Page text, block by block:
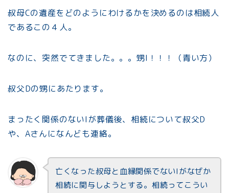
叔母Cの遺産をどのようにわけるかを決めるのは相続人
であるこの４人。
なのに、突然でてきました。。。甥I！！！（青い方）
叔父Dの甥にあたります。
まったく関係のないIが葬儀後、相続について叔父D
や、Aさんになんども連絡。
亡くなった叔母と血縁関係でないIがなぜか
相続に関与しようとする。相続ってこうい